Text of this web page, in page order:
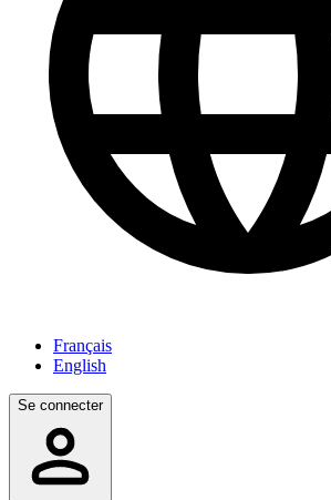
Français
English
Se connecter